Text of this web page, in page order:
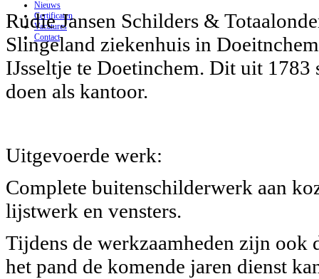
Nieuws
Certificaten
Vacatures
Contact
Rudie Jansen Schilders &
Slingeland ziekenhuis in
IJsseltje te Doetinchem. Dit uit
doen als kantoor.
Uitgevoerde werk:
Complete buitenschilderwerk aan
lijstwerk en vensters.
Tijdens de werkzaamheden zijn ook
het pand de komende jaren dienst